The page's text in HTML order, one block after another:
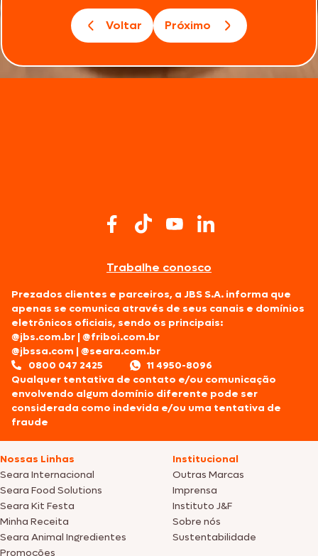
Voltar Próximo
Trabalhe conosco
Prezados clientes e parceiros, a JBS S.A. informa que
apenas se comunica através de seus canais e domínios
eletrônicos oficiais, sendo os principais:
@jbs.com.br |@friboi.com.br
@jbssa.com |@seara.com.br
0800 047 2425
11 4950-8096
Qualquer tentativa de contato e/ou comunicação
envolvendo algum domínio diferente pode ser
considerada como indevida e/ou uma tentativa de
fraude
Nossas Linhas
Seara Internacional
Seara Food Solutions
Seara Kit Festa
Minha Receita
Seara Animal Ingredientes
Promoções
Institucional
Outras Marcas
Imprensa
Instituto J&F
Sobre nós
Sustentabilidade